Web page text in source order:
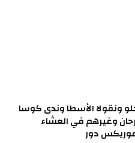
ونقولا الأسطا وندى كوسا
وغيرهم في العشاء
دور